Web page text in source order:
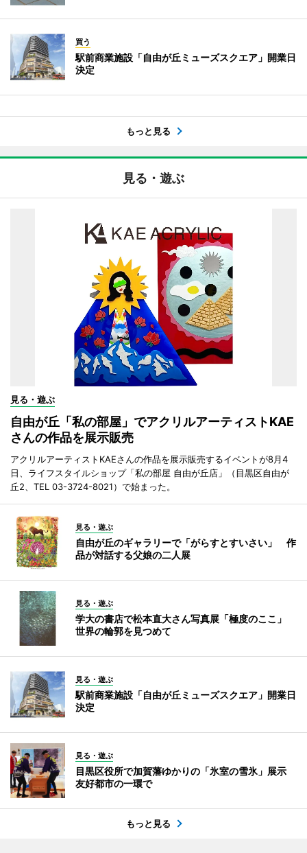
買う
駅前商業施設「自由が丘ミューズスクエア」開業日
決定
もっと見る
見る・遊ぶ
見る・遊ぶ
自由が丘「私の部屋」でアクリルアーティストKAE
さんの作品を展示販売
アクリルアーティストKAEさんの作品を展示販売するイベントが8月4
日、ライフスタイルショップ「私の部屋 自由が丘店」（目黒区自由が
丘2、TEL 03-3724-8021）で始まった。
見る・遊ぶ
自由が丘のギャラリーで「がらすとすいさい」 作
品が対話する父娘の二人展
見る・遊ぶ
学大の書店で松本直大さん写真展「極度のここ」
世界の輪郭を見つめて
見る・遊ぶ
駅前商業施設「自由が丘ミューズスクエア」開業日
決定
見る・遊ぶ
目黒区役所で加賀藩ゆかりの「氷室の雪氷」展示
友好都市の一環で
もっと見る